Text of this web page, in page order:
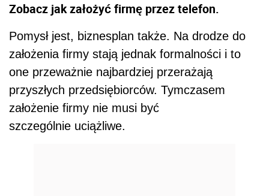
Zobacz jak założyć firmę przez telefon.
Pomysł jest, biznesplan także. Na drodze do
założenia firmy stają jednak formalności i to
one przeważnie najbardziej przerażają
przyszłych przedsiębiorców. Tymczasem
założenie firmy nie musi być
szczególnie uciążliwe.